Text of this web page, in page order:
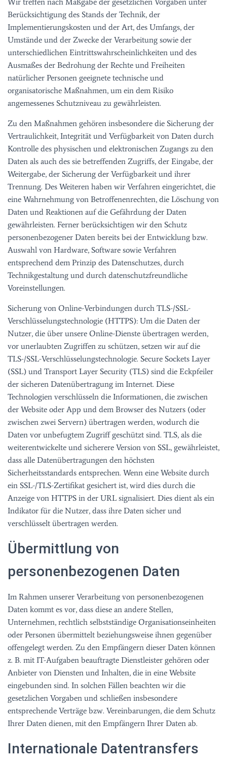
Berücksichtigung des Stands der Technik, der
Implementierungskosten und der Art, des Umfangs, der
Umstände und der Zwecke der Verarbeitung sowie der
unterschiedlichen Eintrittswahrscheinlichkeiten und des
Ausmaßes der Bedrohung der Rechte und Freiheiten
natürlicher Personen geeignete technische und
organisatorische Maßnahmen, um ein dem Risiko
angemessenes Schutzniveau zu gewährleisten.
Zu den Maßnahmen gehören insbesondere die Sicherung der
Vertraulichkeit, Integrität und Verfügbarkeit von Daten durch
Kontrolle des physischen und elektronischen Zugangs zu den
Daten als auch des sie betreffenden Zugriffs, der Eingabe, der
Weitergabe, der Sicherung der Verfügbarkeit und ihrer
Trennung. Des Weiteren haben wir Verfahren eingerichtet, die
eine Wahrnehmung von Betroffenenrechten, die Löschung von
Daten und Reaktionen auf die Gefährdung der Daten
gewährleisten. Ferner berücksichtigen wir den Schutz
personenbezogener Daten bereits bei der Entwicklung bzw.
Auswahl von Hardware, Software sowie Verfahren
entsprechend dem Prinzip des Datenschutzes, durch
Technikgestaltung und durch datenschutzfreundliche
Voreinstellungen.
Sicherung von Online-Verbindungen durch TLS-/SSL-
Verschlüsselungstechnologie (HTTPS): Um die Daten der
Nutzer, die über unsere Online-Dienste übertragen werden,
vor unerlaubten Zugriffen zu schützen, setzen wir auf die
TLS-/SSL-Verschlüsselungstechnologie. Secure Sockets Layer
(SSL) und Transport Layer Security (TLS) sind die Eckpfeiler
der sicheren Datenübertragung im Internet. Diese
Technologien verschlüsseln die Informationen, die zwischen
der Website oder App und dem Browser des Nutzers (oder
zwischen zwei Servern) übertragen werden, wodurch die
Daten vor unbefugtem Zugriff geschützt sind. TLS, als die
weiterentwickelte und sicherere Version von SSL, gewährleistet,
dass alle Datenübertragungen den höchsten
Sicherheitsstandards entsprechen. Wenn eine Website durch
ein SSL-/TLS-Zertifikat gesichert ist, wird dies durch die
Anzeige von HTTPS in der URL signalisiert. Dies dient als ein
Indikator für die Nutzer, dass ihre Daten sicher und
verschlüsselt übertragen werden.
Übermittlung von
personenbezogenen Daten
Im Rahmen unserer Verarbeitung von personenbezogenen
Daten kommt es vor, dass diese an andere Stellen,
Unternehmen, rechtlich selbstständige Organisationseinheiten
oder Personen übermittelt beziehungsweise ihnen gegenüber
offengelegt werden. Zu den Empfängern dieser Daten können
z. B. mit IT-Aufgaben beauftragte Dienstleister gehören oder
Anbieter von Diensten und Inhalten, die in eine Website
eingebunden sind. In solchen Fällen beachten wir die
gesetzlichen Vorgaben und schließen insbesondere
entsprechende Verträge bzw. Vereinbarungen, die dem Schutz
Ihrer Daten dienen, mit den Empfängern Ihrer Daten ab.
Internationale Datentransfers